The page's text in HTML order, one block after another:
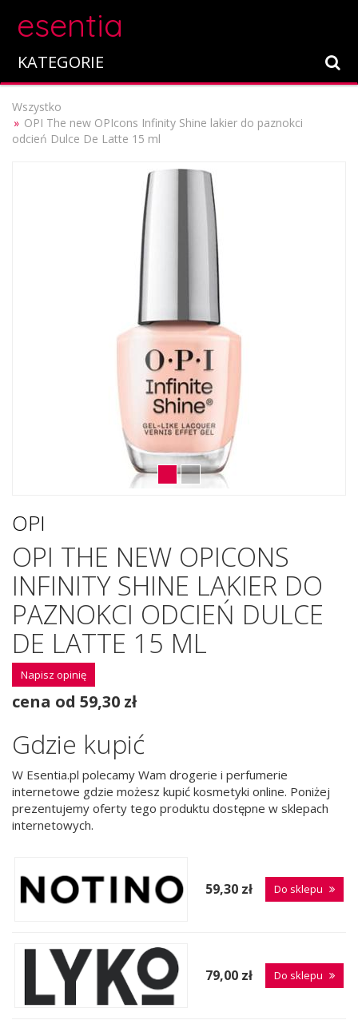
esentia
KATEGORIE
Wszystko
OPI The new OPIcons Infinity Shine lakier do paznokci
odcień Dulce De Latte 15 ml
OPI
OPI THE NEW OPICONS
INFINITY SHINE LAKIER DO
PAZNOKCI ODCIEŃ DULCE
DE LATTE 15 ML
Napisz opinię
cena od 59,30 zł
Gdzie kupić
W Esentia.pl polecamy Wam drogerie i perfumerie
internetowe gdzie możesz kupić kosmetyki online. Poniżej
prezentujemy oferty tego produktu dostępne w sklepach
internetowych.
59,30 zł Do sklepu
79,00 zł Do sklepu